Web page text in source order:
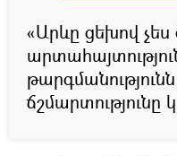
«Արևը ցեխով չես
ճշմարտությունը